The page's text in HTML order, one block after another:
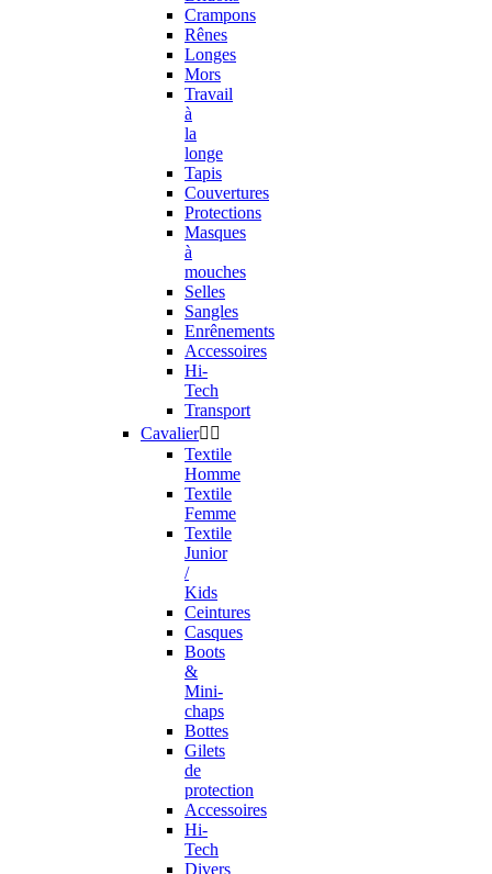
Crampons
Rênes
Longes
Mors
Travail
à
la
longe
Tapis
Couvertures
Protections
Masques
à
mouches
Selles
Sangles
Enrênements
Accessoires
Hi-
Tech
Transport
Cavalier 
Textile
Homme
Textile
Femme
Textile
Junior
/
Kids
Ceintures
Casques
Boots
&
Mini-
chaps
Bottes
Gilets
de
protection
Accessoires
Hi-
Tech
Divers